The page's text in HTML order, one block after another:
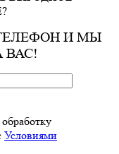
И МЫ
ВАС!
Условиями